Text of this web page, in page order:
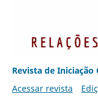
Revista de
Acessar revista